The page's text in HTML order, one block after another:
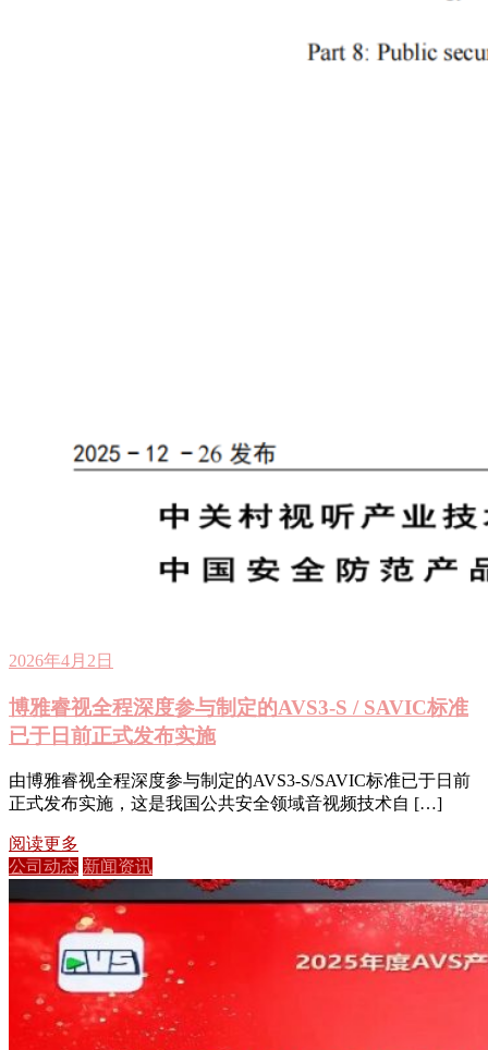
2026年4月2日
博雅睿视全程深度参与制定的AVS3-S / SAVIC标准
已于日前正式发布实施
由博雅睿视全程深度参与制定的AVS3-S/SAVIC标准已于日前
正式发布实施，这是我国公共安全领域音视频技术自 […]
阅读更多
公司动态 新闻资讯